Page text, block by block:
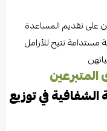
على تقديم المساعدة
مستدامة تتيح للأرامل
المتبرعين
في توزيع